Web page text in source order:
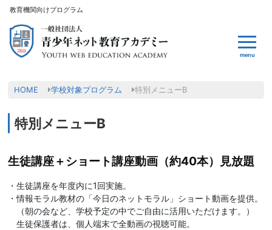
menu
教育機関向けプログラム
HOME 学校対象プログラム 特別メニューB
特別メニューB
生徒講座＋ショート講座動画（約40本）見放題
・生徒講座を年度内に1回実施。
・情報モラル教材の「今日のネットモラル」ショート動画を提供。
（朝の会など、学校予定の中でご自由に活用いただけます。）
生徒保護者は、個人端末で全動画の視聴可能。